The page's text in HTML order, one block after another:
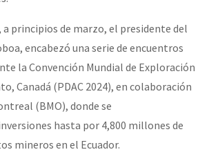
a principios de marzo, el presidente del
encabezó una serie de encuentros
la Convención Mundial de Exploración
Canadá (PDAC 2024), en colaboración
(BMO), donde se
hasta por 4,800 millones de
mineros en el Ecuador.